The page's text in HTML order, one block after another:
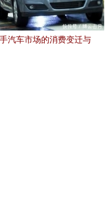
汽车市场的消费变迁与